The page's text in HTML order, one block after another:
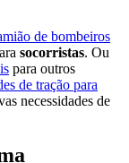
de bombeiros
socorristas. Ou
para outros
de tração para
necessidades de